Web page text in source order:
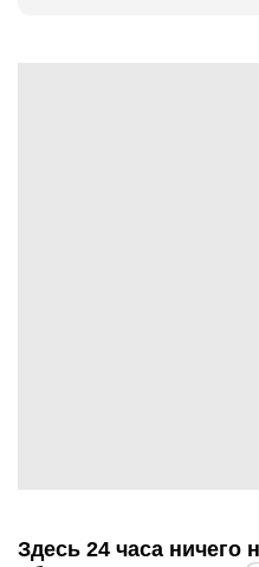
Здесь 24 часа ничего